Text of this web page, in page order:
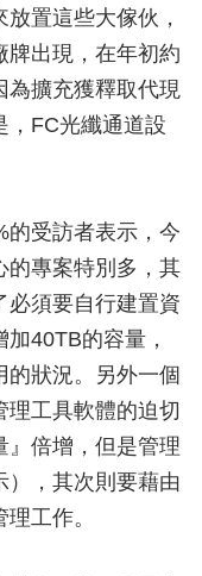
置這些大傢伙，
牌出現，在年初約
為擴充獲釋取代現
，FC光纖通道設
的受訪者表示，今
的專案特別多，其
必須要自行建置資
40TB的容量，
狀況。另外一個
工具軟體的迫切
』倍增，但是管理
），其次則要藉由
工作。